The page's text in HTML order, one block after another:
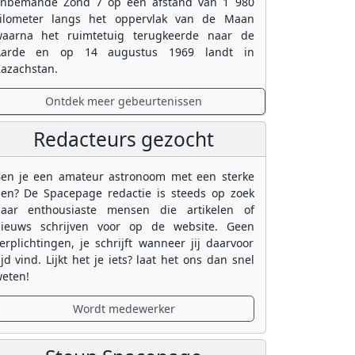
langs het oppervlak van de Maan
het ruimtetuig terugkeerde naar de
en op 14 augustus 1969 landt in
Ontdek meer gebeurtenissen
Redacteurs gezocht
je een amateur astronoom met een sterke
De Spacepage redactie is steeds op zoek
enthousiaste mensen die artikelen of
schrijven voor op de website. Geen
je schrijft wanneer jij daarvoor
vind. Lijkt het je iets? laat het ons dan snel
Wordt medewerker